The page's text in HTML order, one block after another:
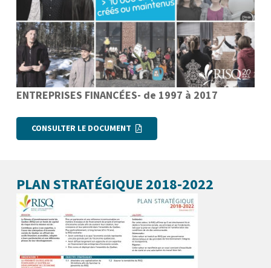
ENTREPRISES FINANCÉES- de 1997 à 2017
CONSULTER LE DOCUMENT
PLAN STRATÉGIQUE 2018-2022